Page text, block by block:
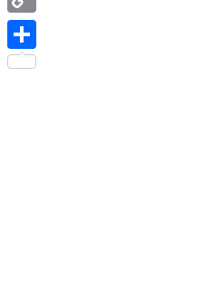
Copy
Link
Share